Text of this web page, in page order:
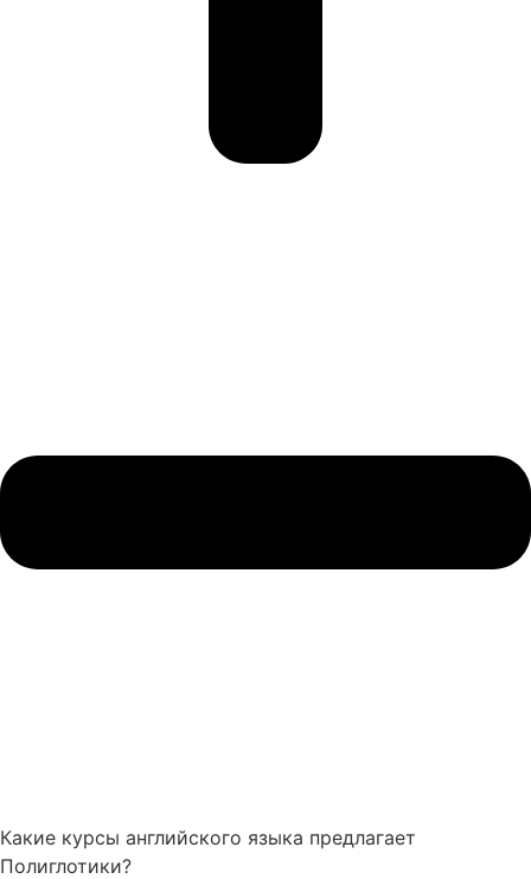
Какие курсы английского языка предлагает
Полиглотики?